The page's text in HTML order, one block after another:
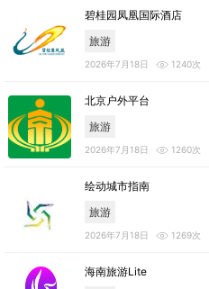
碧桂园凤凰国际酒店
旅游
2026年7月18日 1240次
北京户外平台
旅游
2026年7月18日 1260次
绘动城市指南
旅游
2026年7月18日 1269次
海南旅游Lite